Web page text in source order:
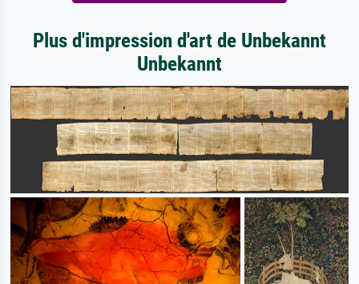
Plus d'impression d'art de Unbekannt
Unbekannt